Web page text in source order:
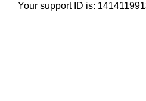
Your support ID is: